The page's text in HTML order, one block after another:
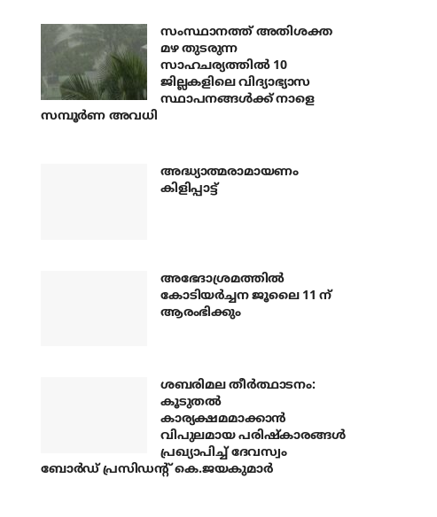
സംസ്ഥാനത്ത് അതിശക്ത
മഴ തുടരുന്ന
സാഹചര്യത്തിൽ 10
ജില്ലകളിലെ വിദ്യാഭ്യാസ
സ്ഥാപനങ്ങൾക്ക് നാളെ
സമ്പൂർണ അവധി
അദ്ധ്യാത്മരാമായണം
കിളിപ്പാട്ട്
അഭേദാശ്രമത്തില്‍
കോടിയര്‍ച്ചന ജൂലൈ 11 ന്
ആരംഭിക്കും
ശബരിമല തീര്‍ത്ഥാടനം:
കൂടുതല്‍
കാര്യക്ഷമമാക്കാന്‍
വിപുലമായ പരിഷ്‌കാരങ്ങള്‍
പ്രഖ്യാപിച്ച് ദേവസ്വം
ബോര്‍ഡ് പ്രസിഡന്റ് കെ.ജയകുമാര്‍